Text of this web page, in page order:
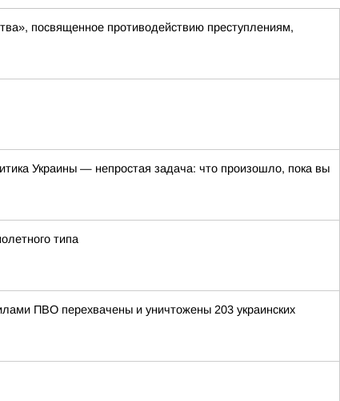
посвященное противодействию преступлениям,
Украины — непростая задача: что произошло, пока вы
типа
ПВО перехвачены и уничтожены 203 украинских